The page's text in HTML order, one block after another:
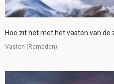
Hoe zit het met het vasten van de
Vasten (Ramadan)